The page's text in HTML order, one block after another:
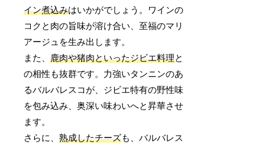
イン煮込みはいかがでしょう。ワインの
コクと肉の旨味が溶け合い、至福のマリ
アージュを生み出します。
また、鹿肉や猪肉といったジビエ料理と
の相性も抜群です。力強いタンニンのあ
るバルバレスコが、ジビエ特有の野性味
を包み込み、奥深い味わいへと昇華させ
ます。
さらに、熟成したチーズも、バルバレス